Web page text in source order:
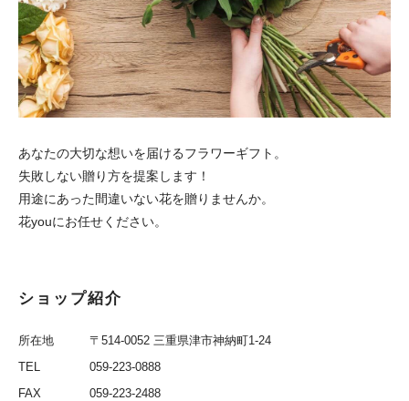
あなたの大切な想いを届けるフラワーギフト。
失敗しない贈り方を提案します！
用途にあった間違いない花を贈りませんか。
花youにお任せください。
ショップ紹介
所在地
〒514-0052 三重県津市神納町1-24
TEL
059-223-0888
FAX
059-223-2488